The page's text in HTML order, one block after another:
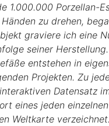
1.000.000 Porzellan-
zu drehen,
graviere ich eine
seiner
entstehen in
Projekten. Zu
Datensatz
eines jeden
Weltkarte